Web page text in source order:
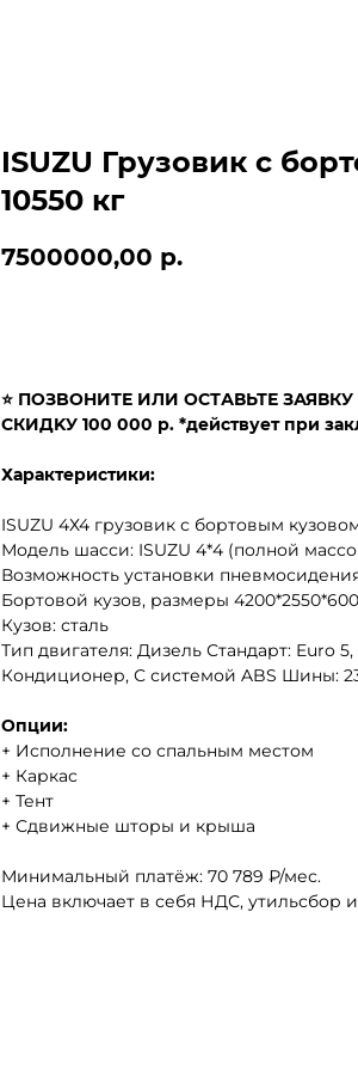
ISUZU Грузовик с
10550 кг
7500000,00 р.
⭐ ПОЗBОHИТЕ ИЛИ ОСТАВЬТЕ
CКИДKУ 100 000 р. *действует при
Характеристики:
ISUZU 4Х4 грузовик с бортовым
Модель шасси: ISUZU 4*4 (полной
Возможность установки
Бортовой кузов, размеры 4200*2550*600
Кузов: сталь
Тип двигателя: Дизель Стандарт: Euro
Кондиционер, С системой ABS Шины:
Опции:
+ Исполнение со спальным местом
+ Каркас
+ Тент
+ Сдвижные шторы и крыша
Минимальный платёж: 70 789 ₽/мес.
Цена включает в себя НДС, утильсбор